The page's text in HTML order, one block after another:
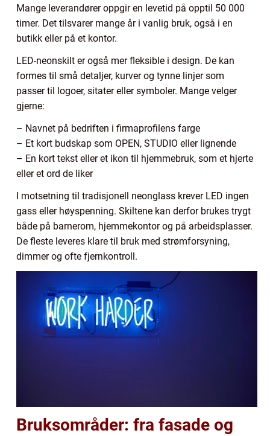
Mange leverandører oppgir en levetid på opptil 50 000
timer. Det tilsvarer mange år i vanlig bruk, også i en
butikk eller på et kontor.
LED-neonskilt er også mer fleksible i design. De kan
formes til små detaljer, kurver og tynne linjer som
passer til logoer, sitater eller symboler. Mange velger
gjerne:
– Navnet på bedriften i firmaprofilens farge
– Et kort budskap som OPEN, STUDIO eller lignende
– En kort tekst eller et ikon til hjemmebruk, som et hjerte
eller et ord de liker
I motsetning til tradisjonell neonglass krever LED ingen
gass eller høyspenning. Skiltene kan derfor brukes trygt
både på barnerom, hjemmekontor og på arbeidsplasser.
De fleste leveres klare til bruk med strømforsyning,
dimmer og ofte fjernkontroll.
Bruksområder: fra fasade og